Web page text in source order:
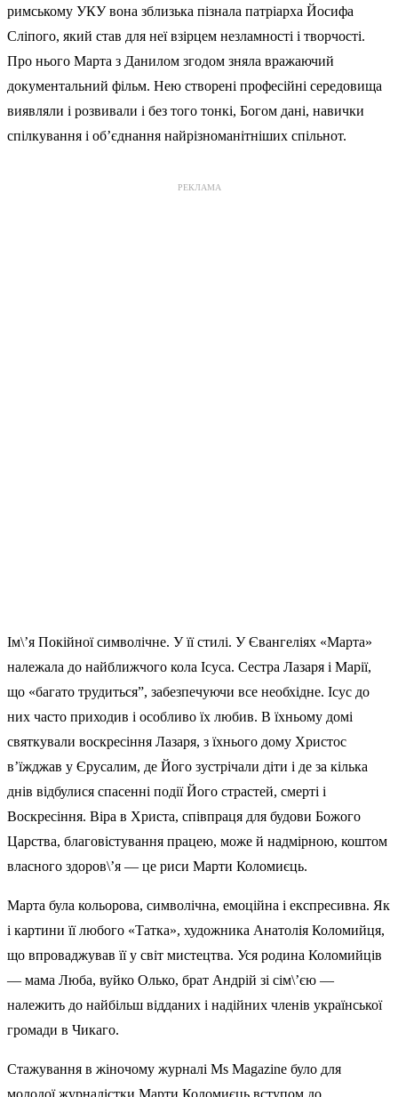
римському УКУ вона зблизька пізнала патріарха Йосифа
Сліпого, який став для неї взірцем незламності і творчості.
Про нього Марта з Данилом згодом зняла вражаючий
документальний фільм. Нею створені професійні середовища
виявляли і розвивали і без того тонкі, Богом дані, навички
спілкування і об’єднання найрізноманітніших спільнот.
РЕКЛАМА
Ім\’я Покійної символічне. У її стилі. У Євангеліях «Марта»
належала до найближчого кола Ісуса. Сестра Лазаря і Марії,
що «багато трудиться”, забезпечуючи все необхідне. Ісус до
них часто приходив і особливо їх любив. В їхньому домі
святкували воскресіння Лазаря, з їхнього дому Христос
в’їжджав у Єрусалим, де Його зустрічали діти і де за кілька
днів відбулися спасенні події Його страстей, смерті і
Воскресіння. Віра в Христа, співпраця для будови Божого
Царства, благовістування працею, може й надмірною, коштом
власного здоров\’я — це риси Марти Коломиєць.
Марта була кольорова, символічна, емоційна і експресивна. Як
і картини її любого «Татка», художника Анатолія Коломийця,
що впроваджував її у світ мистецтва. Уся родина Коломийців
— мама Люба, вуйко Олько, брат Андрій зі сім\’єю —
належить до найбільш відданих і надійних членів української
громади в Чикаго.
Стажування в жіночому журналі Ms Magazine було для
молодої журналістки Марти Коломиєць вступом до